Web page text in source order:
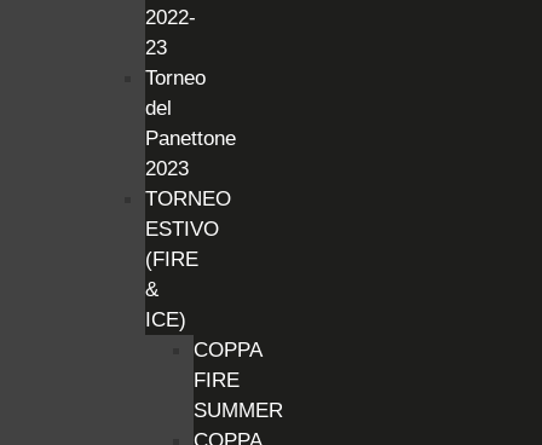
2022-
23
Torneo
del
Panettone
2023
TORNEO
ESTIVO
(FIRE
&
ICE)
COPPA
FIRE
SUMMER